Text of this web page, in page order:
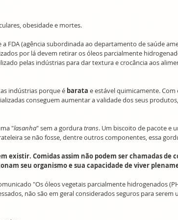
obesidade e mortes.
FDA (agência subordinada ao departamento de saúde
por lá devem retirar os óleos parcialmente
pelas indústrias para dar textura e crocância aos
indústrias porque é barata e estável quimicamente. Com
conseguem aumentar a validade dos seus
"lasanha" sem a gordura trans. Um biscoito de pacote e
se não fosse, dentre outros componentes, essa
existir. Comidas assim não podem ser chamadas de
seu organismo e sua capacidade de viver
"Os óleos vegetais parcialmente hidrogenados
não são em geral considerados seguros para serem